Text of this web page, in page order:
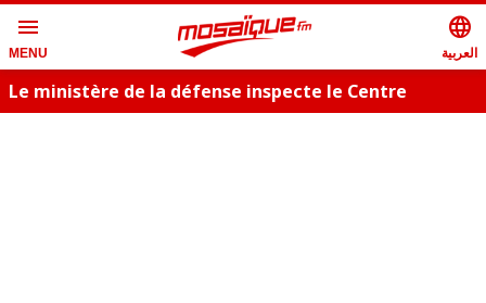
menu
MENU
language
العربية
Le ministère de la défense inspecte le Centre